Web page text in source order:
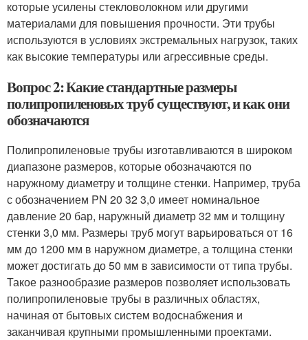
которые усилены стекловолокном или другими
материалами для повышения прочности. Эти трубы
используются в условиях экстремальных нагрузок, таких
как высокие температуры или агрессивные среды.
Вопрос 2: Какие стандартные размеры
полипропиленовых труб существуют, и как они
обозначаются
Полипропиленовые трубы изготавливаются в широком
диапазоне размеров, которые обозначаются по
наружному диаметру и толщине стенки. Например, труба
с обозначением PN 20 32 3,0 имеет номинальное
давление 20 бар, наружный диаметр 32 мм и толщину
стенки 3,0 мм. Размеры труб могут варьироваться от 16
мм до 1200 мм в наружном диаметре, а толщина стенки
может достигать до 50 мм в зависимости от типа трубы.
Такое разнообразие размеров позволяет использовать
полипропиленовые трубы в различных областях,
начиная от бытовых систем водоснабжения и
заканчивая крупными промышленными проектами.